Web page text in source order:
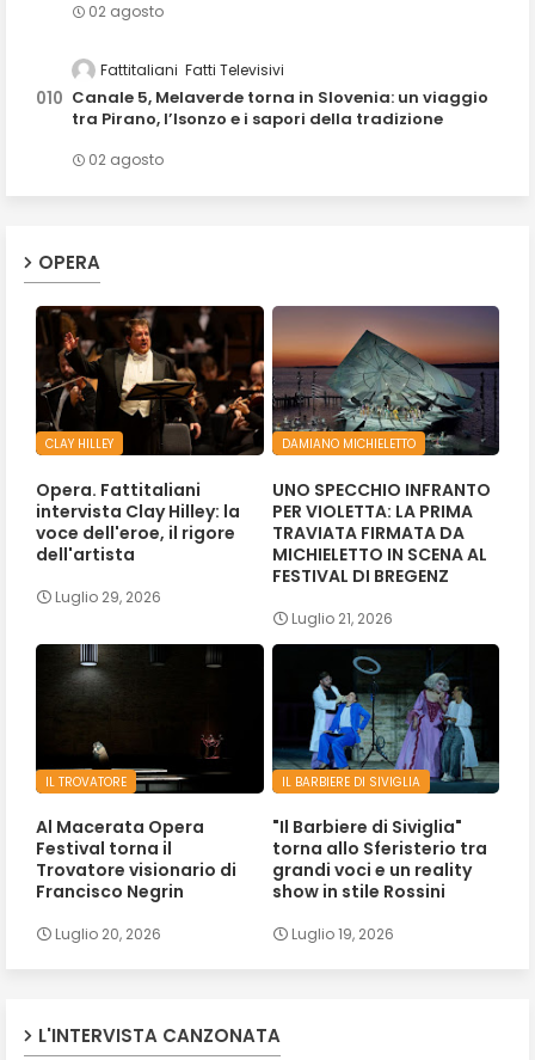
02 agosto
Fattitaliani Fatti Televisivi
Canale 5, Melaverde torna in Slovenia: un viaggio
tra Pirano, l’Isonzo e i sapori della tradizione
02 agosto
OPERA
CLAY HILLEY
Opera. Fattitaliani
intervista Clay Hilley: la
voce dell'eroe, il rigore
dell'artista
Luglio 29, 2026
DAMIANO MICHIELETTO
UNO SPECCHIO INFRANTO
PER VIOLETTA: LA PRIMA
TRAVIATA FIRMATA DA
MICHIELETTO IN SCENA AL
FESTIVAL DI BREGENZ
Luglio 21, 2026
IL TROVATORE
Al Macerata Opera
Festival torna il
Trovatore visionario di
Francisco Negrin
Luglio 20, 2026
IL BARBIERE DI SIVIGLIA
"Il Barbiere di Siviglia"
torna allo Sferisterio tra
grandi voci e un reality
show in stile Rossini
Luglio 19, 2026
L'INTERVISTA CANZONATA